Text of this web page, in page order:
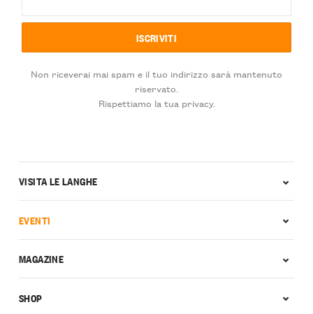
Non riceverai mai spam e il tuo indirizzo sarà mantenuto
riservato.
Rispettiamo la tua privacy.
VISITA LE LANGHE
EVENTI
MAGAZINE
SHOP